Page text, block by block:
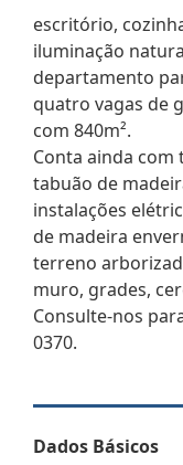
escritório,
iluminação
departamento
quatro vagas de
com 840m².
Conta ainda com
tabuão de
instalações
de madeira
terreno
muro, grades,
Consulte-nos
0370.
Dados Básicos